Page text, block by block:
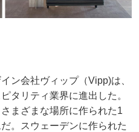
ン会社ヴィップ（Vipp)は、
タリティ業界に進出した。
まざまな場所に作られた1
。スウェーデンに作られた